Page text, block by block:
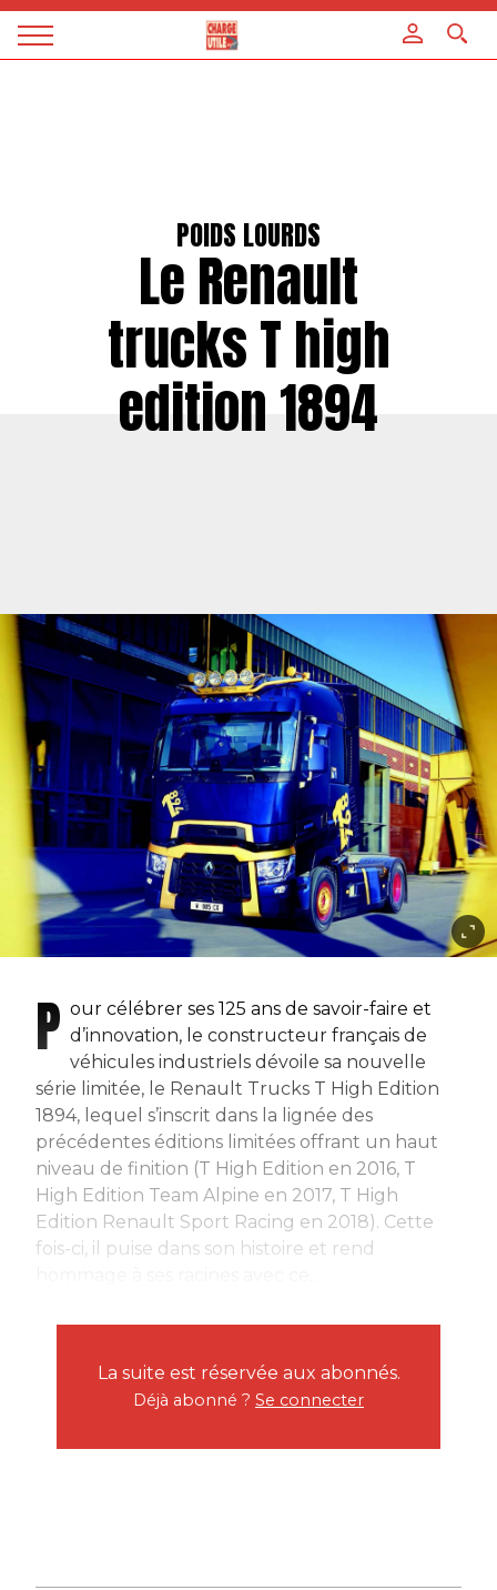
Magazine
POIDS LOURDS
Le Renault
trucks T high
edition 1894
P our célébrer ses 125 ans de savoir-faire et
d’innovation, le constructeur français de
véhicules industriels dévoile sa nouvelle
série limitée, le Renault Trucks T High Edition
1894, lequel s’inscrit dans la lignée des
précédentes éditions limitées offrant un haut
niveau de finition (T High Edition en 2016, T
High Edition Team Alpine en 2017, T High
Edition Renault Sport Racing en 2018). Cette
fois-ci, il puise dans son histoire et rend
La suite est réservée aux abonnés.
Déjà abonné ? Se connecter
Panneau de gestion des cookies